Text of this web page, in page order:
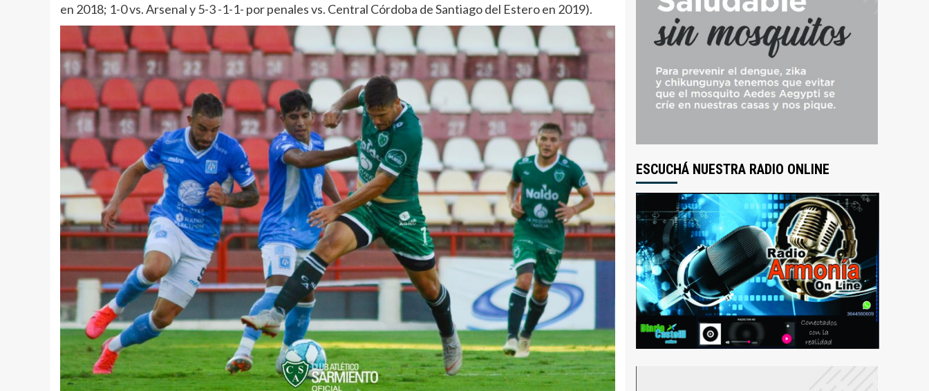
en 2018; 1-0 vs. Arsenal y 5-3 -1-1- por penales vs. Central Córdoba de Santiago del Estero en 2019).
ESCUCHÁ NUESTRA RADIO ONLINE